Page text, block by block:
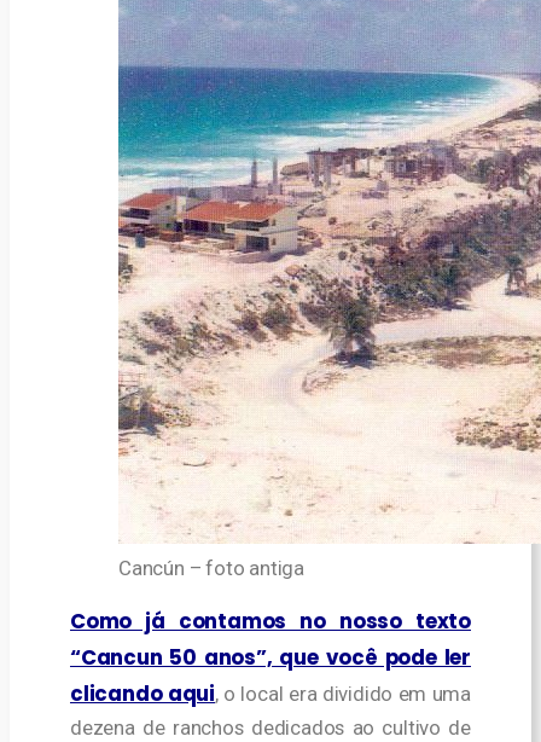
Cancún – foto antiga
Como já contamos no nosso texto
“Cancun 50 anos”, que você pode ler
clicando aqui, o local era dividido em uma
dezena de ranchos dedicados ao cultivo de